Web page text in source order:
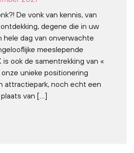
De vonk van kennis, van
degene die in uw
hele dag van onverwachte
meeslepende
is ook de samentrekking van «
unieke positionering
attractiepark, noch echt een
van […]